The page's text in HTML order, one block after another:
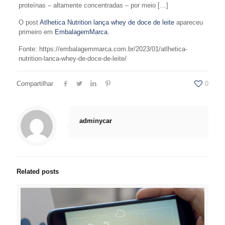
proteínas – altamente concentradas – por meio […]
O post Atlhetica Nutrition lança whey de doce de leiteapareceu
primeiro em EmbalagemMarca.
Fonte: https://embalagemmarca.com.br/2023/01/atlhetica-
nutrition-lanca-whey-de-doce-de-leite/
Compartilhar 0
adminycar
Related posts